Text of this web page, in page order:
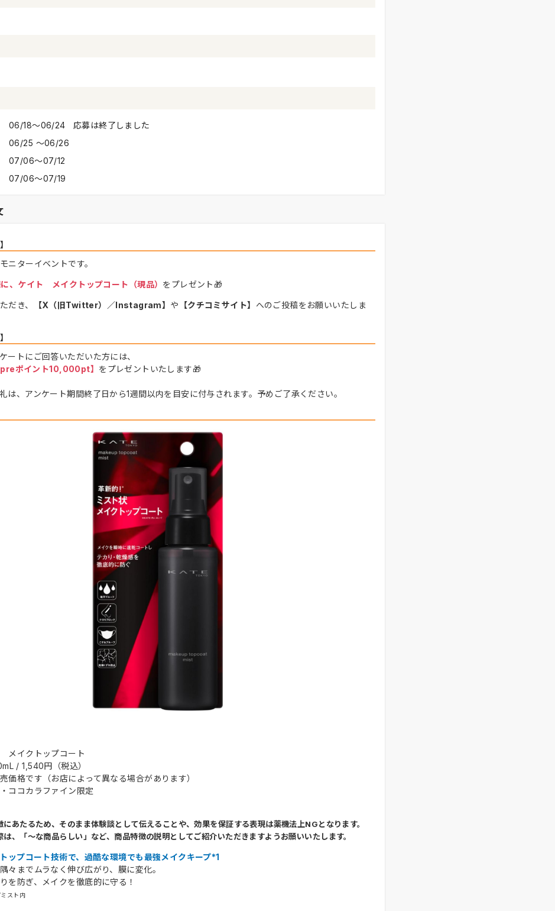
06/18〜06/24 応募は終了しました
06/25 〜06/26
07/06〜07/12
07/06〜07/19
ニターイベントです。
、ケイト メイクトップコート（現品） をプレゼント🎁
だき、 【X（旧Twitter）／Instagram】 や 【クチコミサイト】 へのご投稿をお願いいたしま
ートにご回答いただいた方には、
ポイント10,000pt】 をプレゼントいたします🎁
は、アンケート期間終了日から1週間以内を目安に付与されます。予めご了承ください。
メイクトップコート
/ 1,540円（税込）
価格です（お店によって異なる場合があります）
ココカラファイン限定
にあたるため、そのまま体験談として伝えることや、効果を保証する表現は薬機法上NGとなります。
は、「～な商品らしい」など、商品特徴の説明としてご紹介いただきますようお願いいたします。
ップコート技術で、過酷な環境でも最強メイクキープ*1
々までムラなく伸び広がり、膜に変化。
を防ぎ、メイクを徹底的に守る！
スト内